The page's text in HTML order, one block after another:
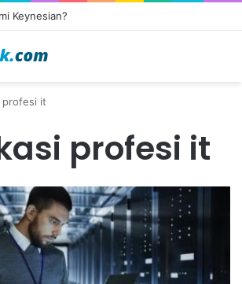
Keynesian?
profesi it
profesi it